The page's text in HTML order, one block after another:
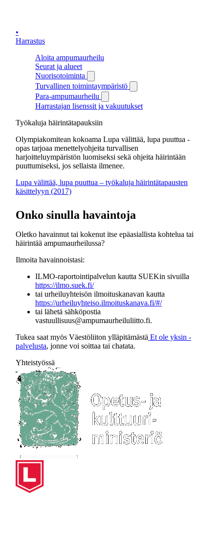
•
Harrastus
Aloita ampumaurheilu
Seurat ja alueet
Nuorisotoiminta
Turvallinen toimintaympäristö
Para-ampumaurheilu
Harrastajan lisenssit ja vakuutukset
Työkaluja häirintätapauksiin
Olympiakomitean kokoama Lupa välittää, lupa puuttua -
opas tarjoaa menettelyohjeita turvallisen
harjoitteluympäristön luomiseksi sekä ohjeita häirintään
puuttumiseksi, jos sellaista ilmenee.
Lupa välittää, lupa puuttua – työkaluja häirintätapausten
käsittelyyn (2017)
Onko sinulla havaintoja
Oletko havainnut tai kokenut itse epäasiallista kohtelua tai
häirintää ampumaurheilussa?
Ilmoita havainnoistasi:
ILMO-raportointipalvelun kautta SUEKin sivuilla
https://ilmo.suek.fi/
tai urheiluyhteisön ilmoituskanavan kautta
https://urheiluyhteiso.ilmoituskanava.fi/#/
tai lähetä sähköpostia
vastuullisuus@ampumaurheiluliitto.fi.
Tukea saat myös Väestöliiton ylläpitämästä Et ole yksin -
palvelusta, jonne voi soittaa tai chatata.
Yhteistyössä